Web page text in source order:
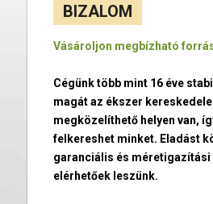
BIZALOM
Vásároljon megbízható
Cégünk több mint 16 éve
magát az ékszer
megközelíthető helyen van,
felkereshet minket. Eladást
garanciális és méretigazítási
elérhetőek leszünk.